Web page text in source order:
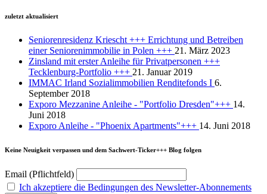
zuletzt aktualisiert
Seniorenresidenz Kriescht +++ Errichtung und Betreiben
einer Seniorenimmobilie in Polen +++ 21. März 2023
Zinsland mit erster Anleihe für Privatpersonen +++
Tecklenburg-Portfolio +++ 21. Januar 2019
IMMAC Irland Sozialimmobilien Renditefonds I 6.
September 2018
Exporo Mezzanine Anleihe - "Portfolio Dresden"+++ 14.
Juni 2018
Exporo Anleihe - "Phoenix Apartments"+++ 14. Juni 2018
Keine Neuigkeit verpassen und dem Sachwert-Ticker+++ Blog folgen
Email (Pflichtfeld)
Ich akzeptiere die Bedingungen des Newsletter-Abonnements